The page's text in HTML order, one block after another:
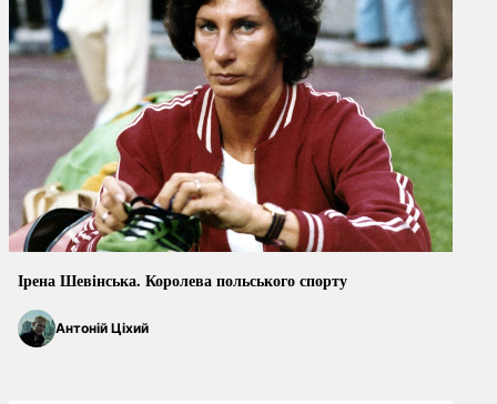
Ірена Шевінська. Королева польського спорту
Антоній Ціхий